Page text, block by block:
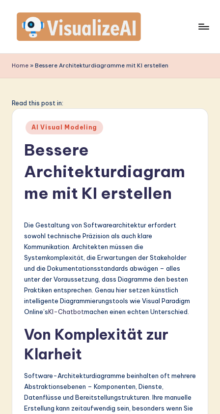
content
is
u
li
G
m
L
in
Home » Bessere Architekturdiagramme mit KI erstellen
Read this post in:
Posted
in
AI Visual Modeling
Bessere
Architekturdiagram
me mit KI erstellen
Die Gestaltung von Softwarearchitektur erfordert
sowohl technische Präzision als auch klare
Kommunikation. Architekten müssen die
Systemkomplexität, die Erwartungen der Stakeholder
und die Dokumentationsstandards abwägen – alles
unter der Voraussetzung, dass Diagramme den besten
Praktiken entsprechen. Genau hier setzen künstlich
intelligente Diagrammierungstools wie Visual Paradigm
Online’sKI-Chatbotmachen einen echten Unterschied.
Von Komplexität zur
Klarheit
Software-Architekturdiagramme beinhalten oft mehrere
Abstraktionsebenen – Komponenten, Dienste,
Datenflüsse und Bereitstellungstrukturen. Ihre manuelle
Erstellung kann zeitaufwendig sein, besonders wenn Sie